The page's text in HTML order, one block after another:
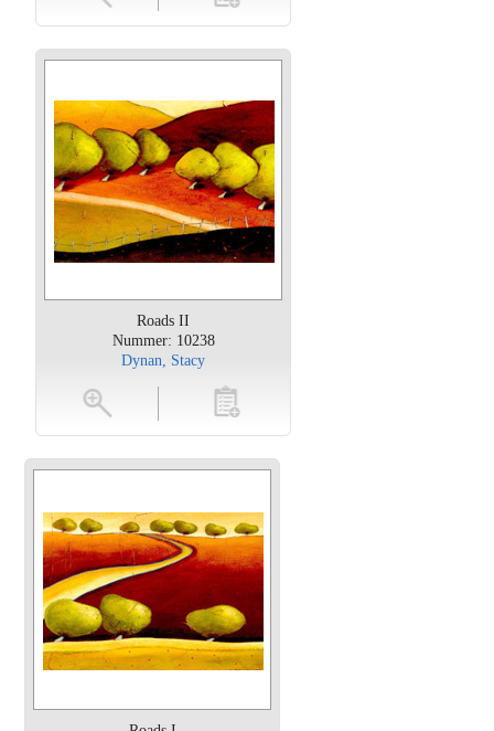
Roads II
Nummer: 10238
Dynan, Stacy
toevoegen